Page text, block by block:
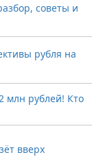
советы и
рубля на
млн рублей! Кто
вверх